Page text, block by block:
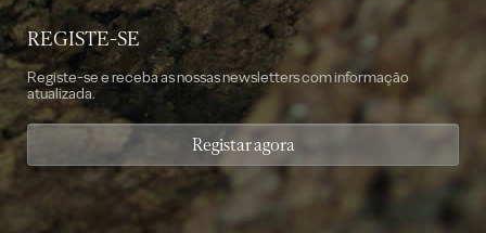
REGISTE-SE
Registe-se e receba as nossas newsletters com informação
atualizada.
Registar agora